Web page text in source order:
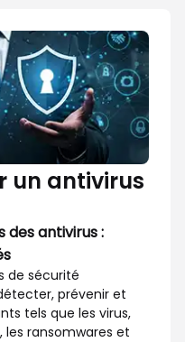
un antivirus
des antivirus :
de sécurité
prévenir et
tels que les virus,
les ransomwares et